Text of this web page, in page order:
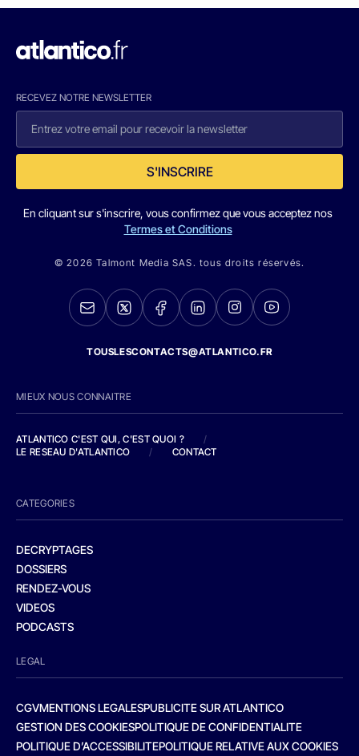
RECEVEZ NOTRE NEWSLETTER
S'INSCRIRE
En cliquant sur s'inscrire, vous confirmez que vous acceptez nos
Termes et Conditions
© 2026 Talmont Media SAS. tous droits réservés.
TOUSLESCONTACTS@ATLANTICO.FR
MIEUX NOUS CONNAITRE
ATLANTICO C'EST QUI, C'EST QUOI ?
/
LE RESEAU D'ATLANTICO
/ CONTACT
CATEGORIES
DECRYPTAGES
DOSSIERS
RENDEZ-VOUS
VIDEOS
PODCASTS
LEGAL
CGVMENTIONS LEGALESPUBLICITE SUR ATLANTICO
GESTION DES COOKIESPOLITIQUE DE CONFIDENTIALITE
POLITIQUE D’ACCESSIBILITEPOLITIQUE RELATIVE AUX COOKIES